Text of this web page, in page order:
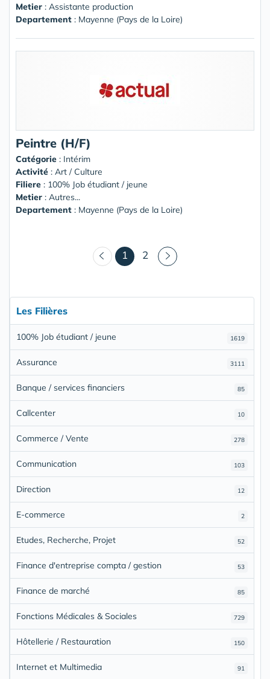
Metier : Assistante production
Departement : Mayenne (Pays de la Loire)
Peintre (H/F)
Catégorie : Intérim
Activité : Art / Culture
Filiere : 100% Job étudiant / jeune
Metier : Autres...
Departement : Mayenne (Pays de la Loire)
1 (courant)
2
Les Filières
1619
100% Job étudiant / jeune
3111
Assurance
85
Banque / services financiers
10
Callcenter
278
Commerce / Vente
103
Communication
12
Direction
2
E-commerce
52
Etudes, Recherche, Projet
53
Finance d'entreprise compta / gestion
85
Finance de marché
729
Fonctions Médicales & Sociales
150
Hôtellerie / Restauration
91
Internet et Multimedia